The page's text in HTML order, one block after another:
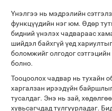
Үнэлгээ нь мэдрэлийн
функцүүдийн нэг юм. Өдөр
бидний үнэлэх чадвараас
шийдэл байхгүй үед
боломжийг олгодог
болно.
Тооцоолох чадвар нь тухайн
харгалзан ирээдүйн
тусалдаг. Энэ нь зай,
хувьсагчдад тулгуурладаг.